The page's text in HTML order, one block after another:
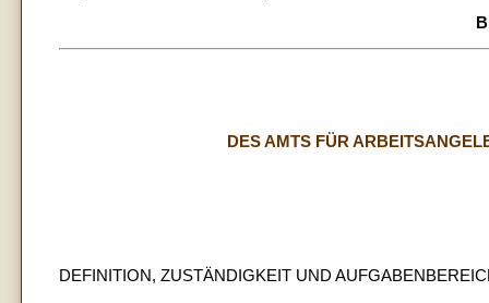
DES AMTS FÜR
DEFINITION, ZUSTÄNDIGKEIT UND